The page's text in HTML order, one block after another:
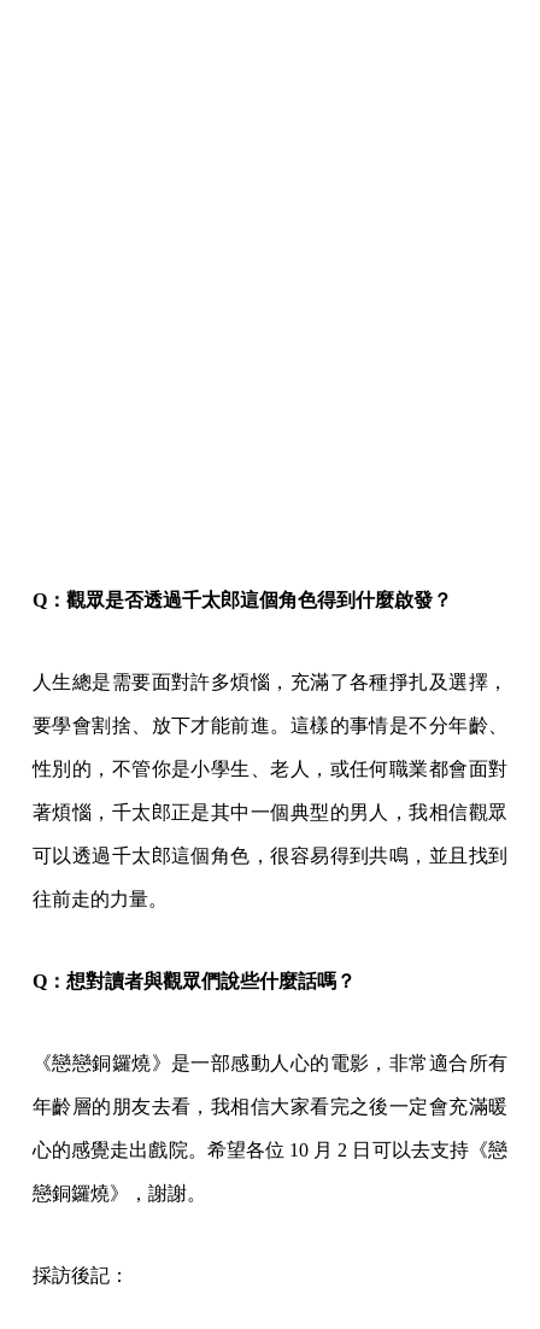
Q ：觀眾是否透過千太郎這個角色得到什麼啟發？
人生總是需要面對許多煩惱，充滿了各種掙扎及選擇，
要學會割捨、放下才能前進。這樣的事情是不分年齡、
性別的，不管你是小學生、老人，或任何職業都會面對
著煩惱，千太郎正是其中一個典型的男人，我相信觀眾
可以透過千太郎這個角色，很容易得到共鳴，並且找到
往前走的力量。
Q ：想對讀者與觀眾們說些什麼話嗎？
《戀戀銅鑼燒》是一部感動人心的電影，非常適合所有
年齡層的朋友去看，我相信大家看完之後一定會充滿暖
心的感覺走出戲院。希望各位 10 月 2 日可以去支持《戀
戀銅鑼燒》，謝謝。
採訪後記：